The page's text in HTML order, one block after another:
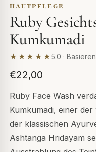
HAUTPFLEGE
Ruby
Kumkumadi
★★★★★5.0 ·
€22,00
Ruby Face Wash
Kumkumadi, einer
der klassischen
Ashtanga Hridayam